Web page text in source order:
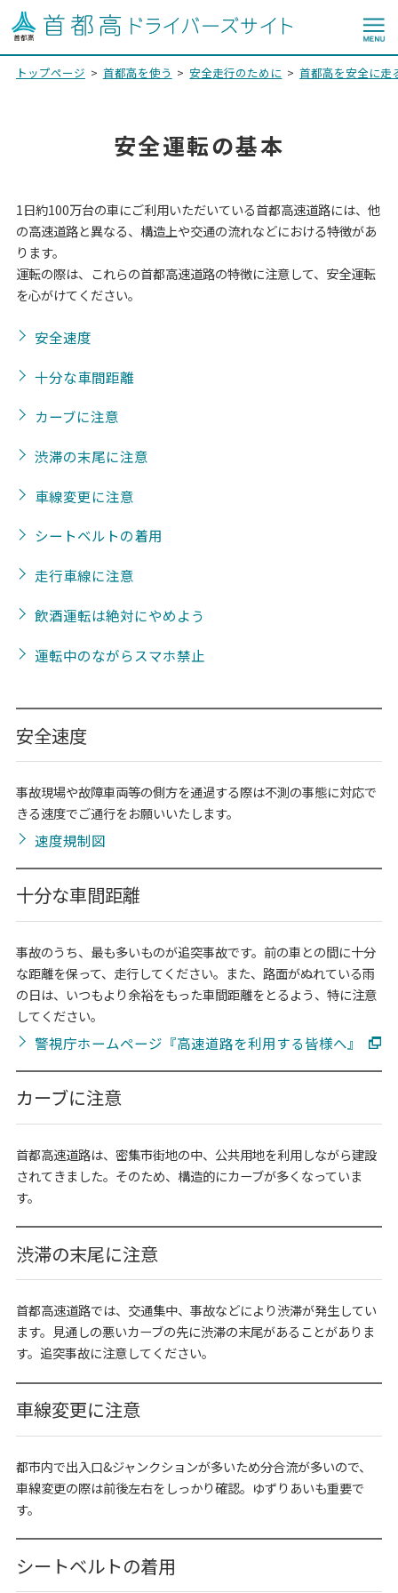
トップページ 首都高を使う 安全走行のために 首都高を安全に走
安全運転の基本
1日約100万台の車にご利用いただいている首都高速道路には、他
の高速道路と異なる、構造上や交通の流れなどにおける特徴があ
ります。
運転の際は、これらの首都高速道路の特徴に注意して、安全運転
を心がけてください。
安全速度
十分な車間距離
カーブに注意
渋滞の末尾に注意
車線変更に注意
シートベルトの着用
走行車線に注意
飲酒運転は絶対にやめよう
運転中のながらスマホ禁止
安全速度
事故現場や故障車両等の側方を通過する際は不測の事態に対応で
きる速度でご通行をお願いいたします。
速度規制図
十分な車間距離
事故のうち、最も多いものが追突事故です。前の車との間に十分
な距離を保って、走行してください。また、路面がぬれている雨
の日は、いつもより余裕をもった車間距離をとるよう、特に注意
してください。
警視庁ホームページ『高速道路を利用する皆様へ』
カーブに注意
首都高速道路は、密集市街地の中、公共用地を利用しながら建設
されてきました。そのため、構造的にカーブが多くなっていま
す。
渋滞の末尾に注意
首都高速道路では、交通集中、事故などにより渋滞が発生してい
ます。見通しの悪いカーブの先に渋滞の末尾があることがありま
す。追突事故に注意してください。
車線変更に注意
都市内で出入口&ジャンクションが多いため分合流が多いので、
車線変更の際は前後左右をしっかり確認。ゆずりあいも重要で
す。
シートベルトの着用